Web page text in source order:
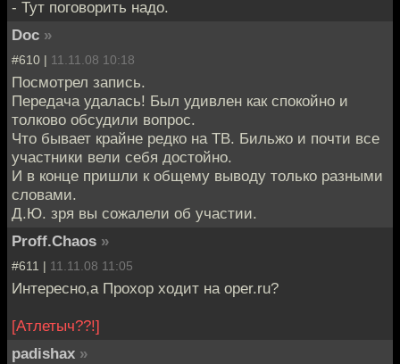
- Тут поговорить надо.
Doc »
#610 | 11.11.08 10:18
Посмотрел запись.
Передача удалась! Был удивлен как спокойно и
толково обсудили вопрос.
Что бывает крайне редко на ТВ. Бильжо и почти все
участники вели себя достойно.
И в конце пришли к общему выводу только разными
словами.
Д.Ю. зря вы сожалели об участии.
Proff.Chaos »
#611 | 11.11.08 11:05
Интересно,а Прохор ходит на oper.ru?
[Атлетыч??!]
padishax »